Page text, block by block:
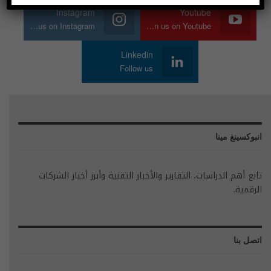
Youtube
Join us on Youtube
Instagram
Join us on Instagram
Linkedin
Follow us
انبوكسينغ مينا
تابع أهم الدراسات، التقارير والأخبار التقنية وأبرز أخبار الشركات
الرقمية.
اتصل بنا